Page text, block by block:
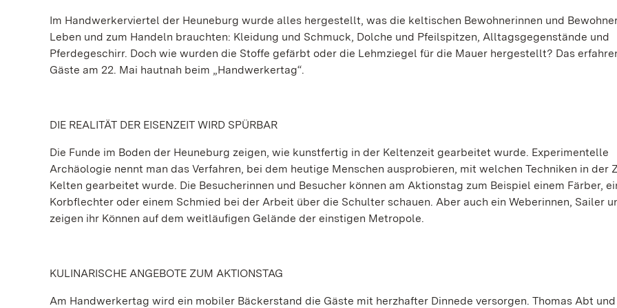
Im Handwerkerviertel der Heuneburg wurde alles hergestellt, was die keltischen Bewohnerinnen und
Leben und zum Handeln brauchten: Kleidung und Schmuck, Dolche und Pfeilspitzen, Alltagsgegenstände und
Pferdegeschirr. Doch wie wurden die Stoffe gefärbt oder die Lehmziegel für die Mauer hergestellt? Das
Gäste am 22. Mai hautnah beim „Handwerkertag“.
DIE REALITÄT DER EISENZEIT WIRD SPÜRBAR
Die Funde im Boden der Heuneburg zeigen, wie kunstfertig in der Keltenzeit gearbeitet wurde. Experimentelle
Archäologie nennt man das Verfahren, bei dem heutige Menschen ausprobieren, mit welchen Techniken in der
Kelten gearbeitet wurde. Die Besucherinnen und Besucher können am Aktionstag zum Beispiel einem Färber,
Korbflechter oder einem Schmied bei der Arbeit über die Schulter schauen. Aber auch ein Weberinnen, Sailer
zeigen ihr Können auf dem weitläufigen Gelände der einstigen Metropole.
KULINARISCHE ANGEBOTE ZUM AKTIONSTAG
Am Handwerkertag wird ein mobiler Bäckerstand die Gäste mit herzhafter Dinnede versorgen. Thomas Abt